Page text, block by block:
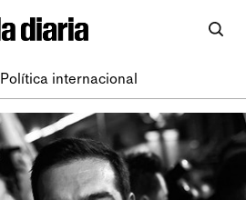
Política internacional